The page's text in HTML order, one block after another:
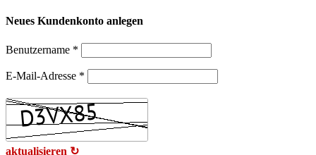
Neues Kundenkonto anlegen
Benutzername *
E-Mail-Adresse *
aktualisieren ↻